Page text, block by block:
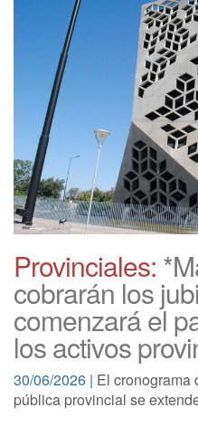
Provinciales:
cobrarán los
comenzará el
los activos
30/06/2026 | El cronograma
pública provincial se